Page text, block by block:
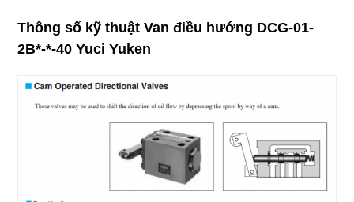
Thông số kỹ thuật Van điều hướng DCG-01-
2B*-*-40 Yuci Yuken